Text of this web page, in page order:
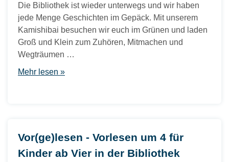
Die Bibliothek ist wieder unterwegs und wir haben
jede Menge Geschichten im Gepäck. Mit unserem
Kamishibai besuchen wir euch im Grünen und laden
Groß und Klein zum Zuhören, Mitmachen und
Wegträumen …
Mehr lesen »
Vor(ge)lesen - Vorlesen um 4 für
Kinder ab Vier in der Bibliothek